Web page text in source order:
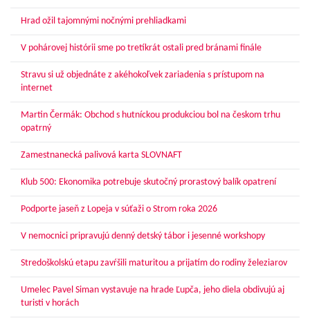
Hrad ožil tajomnými nočnými prehliadkami
V pohárovej histórii sme po tretíkrát ostali pred bránami finále
Stravu si už objednáte z akéhokoľvek zariadenia s prístupom na
internet
Martin Čermák: Obchod s hutníckou produkciou bol na českom trhu
opatrný
Zamestnanecká palivová karta SLOVNAFT
Klub 500: Ekonomika potrebuje skutočný prorastový balík opatrení
Podporte jaseň z Lopeja v súťaži o Strom roka 2026
V nemocnici pripravujú denný detský tábor i jesenné workshopy
Stredoškolskú etapu zavŕšili maturitou a prijatím do rodiny železiarov
Umelec Pavel Siman vystavuje na hrade Ľupča, jeho diela obdivujú aj
turisti v horách